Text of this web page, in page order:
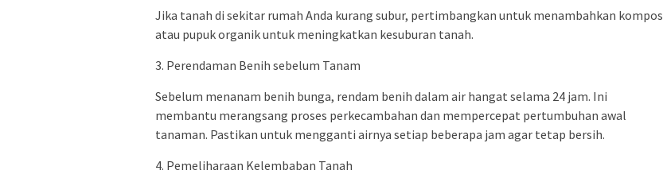
Jika tanah di sekitar rumah Anda kurang subur, pertimbangkan untuk menambahkan kompos
atau pupuk organik untuk meningkatkan kesuburan tanah.
3. Perendaman Benih sebelum Tanam
Sebelum menanam benih bunga, rendam benih dalam air hangat selama 24 jam. Ini
membantu merangsang proses perkecambahan dan mempercepat pertumbuhan awal
tanaman. Pastikan untuk mengganti airnya setiap beberapa jam agar tetap bersih.
4. Pemeliharaan Kelembaban Tanah